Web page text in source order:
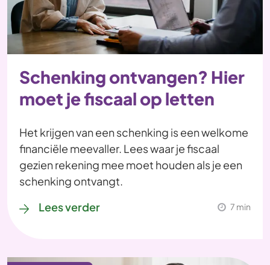
Schenking ontvangen? Hier
moet je fiscaal op letten
Het krijgen van een schenking is een welkome
financiële meevaller. Lees waar je fiscaal
gezien rekening mee moet houden als je een
schenking ontvangt.
Lees verder
7 min